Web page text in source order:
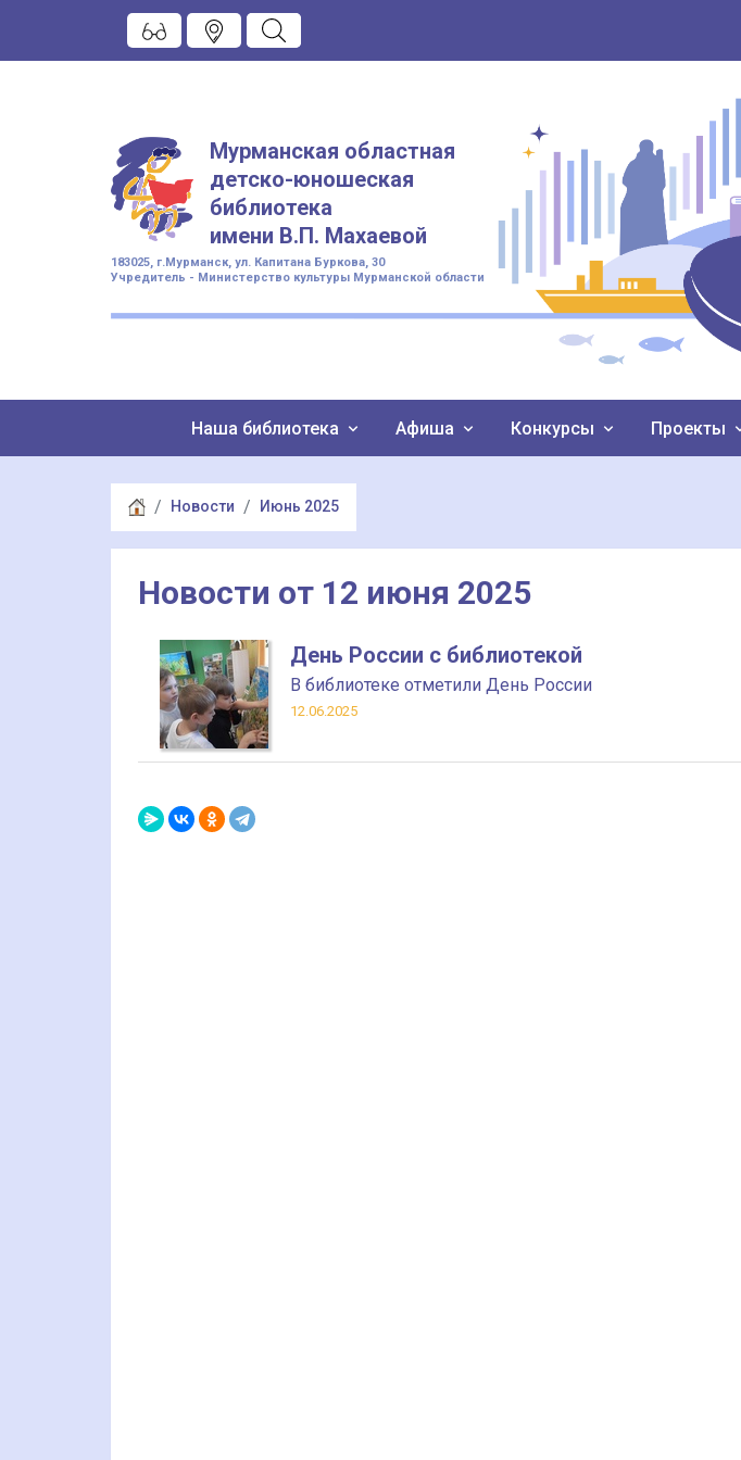
Мурманская областная
детско-юношеская
библиотека
имени В.П. Махаевой
183025, г.Мурманск, ул. Капитана Буркова, 30
Учредитель - Министерство культуры Мурманской области
Наша библиотека Афиша Конкурсы Проекты
Новости Июнь 2025
Новости от 12 июня 2025
День России с библиотекой
В библиотеке отметили День России
12.06.2025